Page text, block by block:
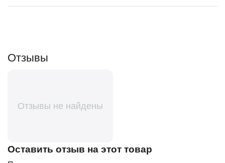
Отзывы
Отзывы не найдены
Оставить отзыв на этот товар